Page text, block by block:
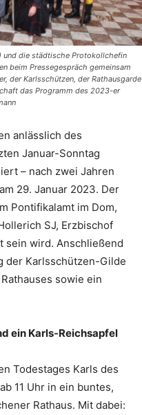
und die städtische Protokollchefin
beim Pressegespräch gemeinsam
der Karlsschützen, der Rathausgarde
das Programm des 2023-er
anlässlich des
Januar-Sonntag
– nach zwei Jahren
29. Januar 2023. Der
Pontifikalamt im Dom,
SJ, Erzbischof
sein wird. Anschließend
der Karlsschützen-Gilde
sowie ein
ein Karls-Reichsapfel
Todestages Karls des
11 Uhr in ein buntes,
Rathaus. Mit dabei: